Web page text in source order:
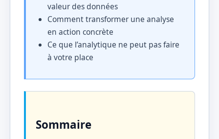
valeur des données
Comment transformer une analyse
en action concrète
Ce que l’analytique ne peut pas faire
à votre place
Sommaire